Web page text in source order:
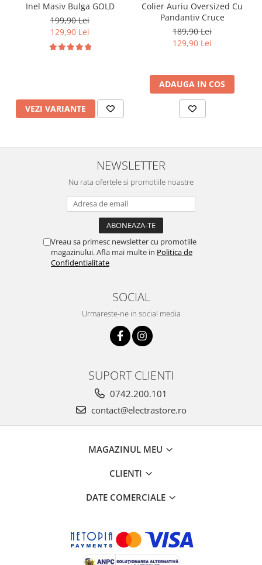
Inel Masiv Bulga GOLD
199,90 Lei
129,90 Lei
VEZI VARIANTE
Colier Auriu Oversized Cu
Pandantiv Cruce
189,90 Lei
129,90 Lei
ADAUGA IN COS
NEWSLETTER
Nu rata ofertele si promotiile noastre
Vreau sa primesc newsletter cu promotiile
magazinului. Afla mai multe in Politica de
Confidentialitate
SOCIAL
Urmareste-ne in social media
SUPORT CLIENTI
0742.200.101
contact@electrastore.ro
MAGAZINUL MEU
CLIENTI
DATE COMERCIALE